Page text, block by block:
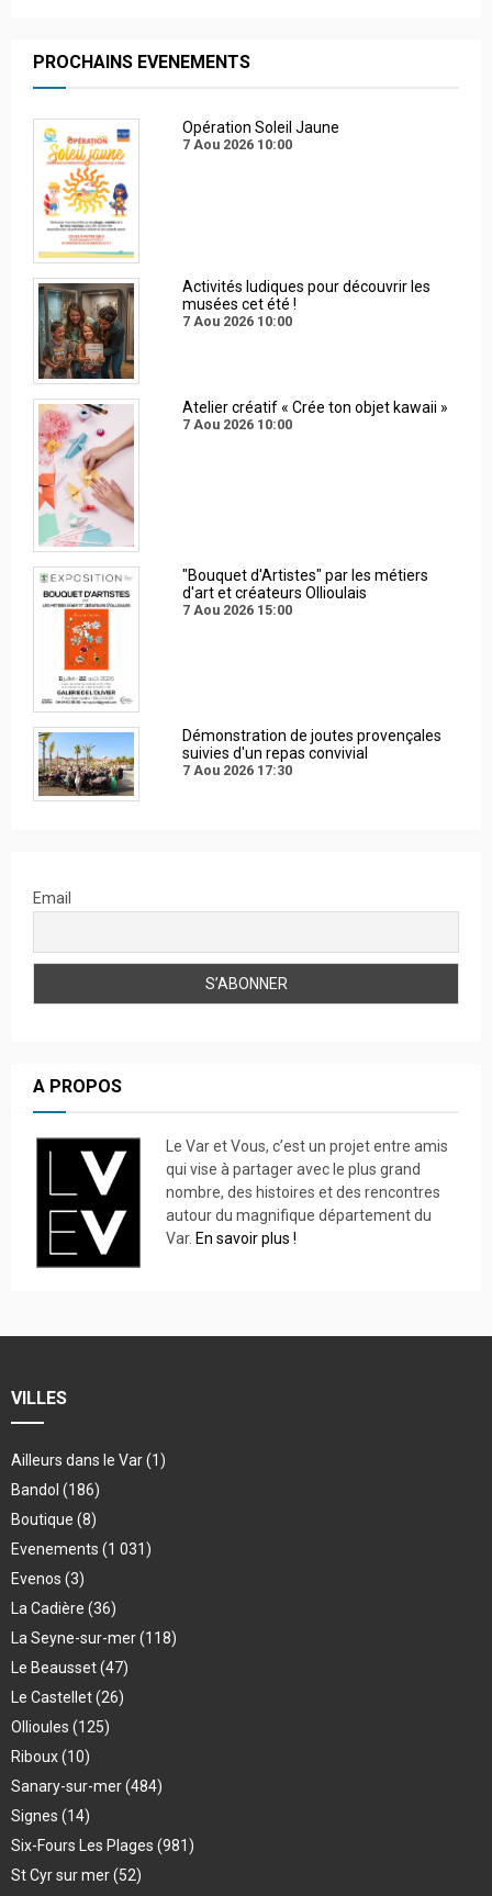
PROCHAINS EVENEMENTS
Opération Soleil Jaune
7 Aou 2026 10:00
Activités ludiques pour découvrir les
musées cet été !
7 Aou 2026 10:00
Atelier créatif « Crée ton objet kawaii »
7 Aou 2026 10:00
"Bouquet d'Artistes" par les métiers
d'art et créateurs Ollioulais
7 Aou 2026 15:00
Démonstration de joutes provençales
suivies d'un repas convivial
7 Aou 2026 17:30
Email
A PROPOS
Le Var et Vous, c’est un projet entre amis
qui vise à partager avec le plus grand
nombre, des histoires et des rencontres
autour du magnifique département du
Var. En savoir plus !
VILLES
Ailleurs dans le Var(1)
Bandol (186)
Boutique (8)
Evenements (1 031)
Evenos (3)
La Cadière (36)
La Seyne-sur-mer(118)
Le Beausset(47)
Le Castellet(26)
Ollioules (125)
Riboux(10)
Sanary-sur-mer(484)
Signes (14)
Six-Fours Les Plages (981)
St Cyr sur mer(52)